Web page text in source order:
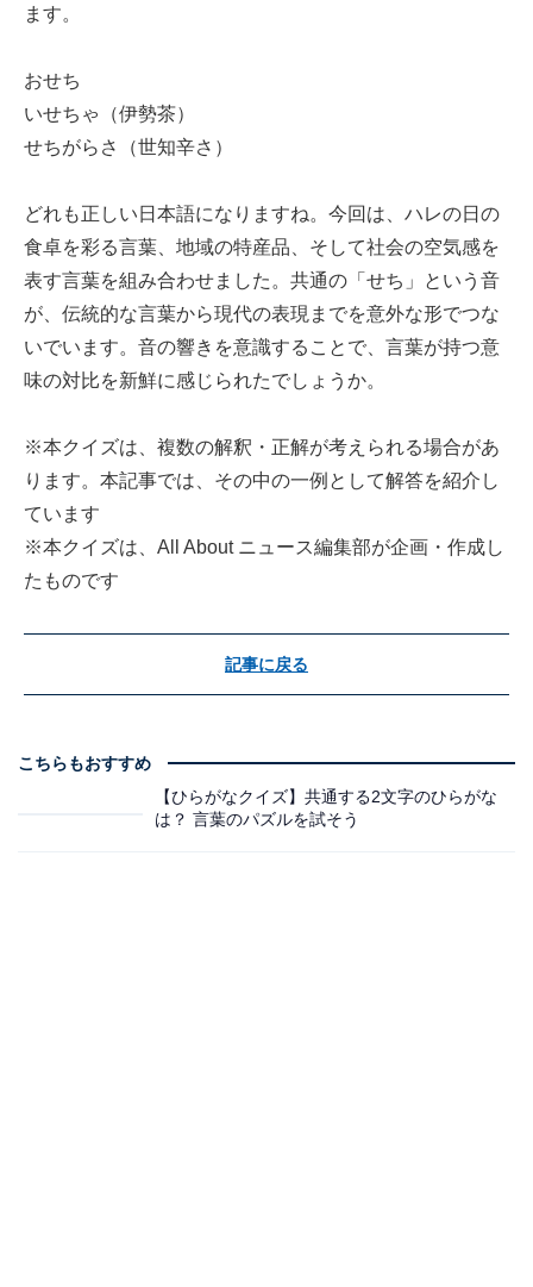
ます。
おせち
いせちゃ（伊勢茶）
せちがらさ（世知辛さ）
どれも正しい日本語になりますね。今回は、ハレの日の
食卓を彩る言葉、地域の特産品、そして社会の空気感を
表す言葉を組み合わせました。共通の「せち」という音
が、伝統的な言葉から現代の表現までを意外な形でつな
いでいます。音の響きを意識することで、言葉が持つ意
味の対比を新鮮に感じられたでしょうか。
※本クイズは、複数の解釈・正解が考えられる場合があ
ります。本記事では、その中の一例として解答を紹介し
ています
※本クイズは、All About ニュース編集部が企画・作成し
たものです
記事に戻る
こちらもおすすめ
【ひらがなクイズ】共通する2文字のひらがな
は？ 言葉のパズルを試そう